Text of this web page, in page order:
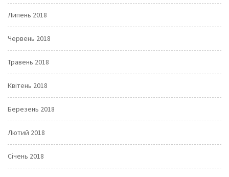
Липень 2018
Червень 2018
Травень 2018
Квітень 2018
Березень 2018
Лютий 2018
Січень 2018